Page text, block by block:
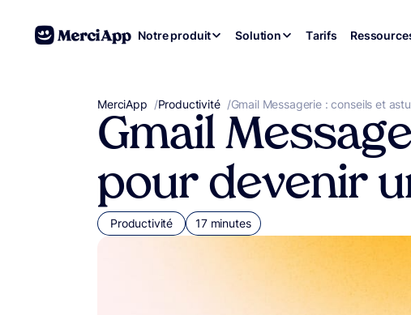
Aller au contenu
Notre produit Solution Tarifs
MerciApp correcteur orthographe
/Productivité /Gmail Messagerie : conseils et
Gmail
pour devenir
Productivité 17 minutes